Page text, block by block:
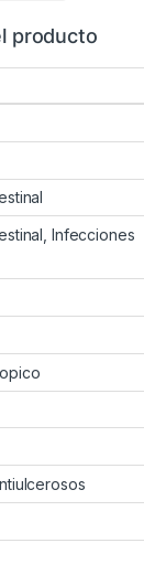
producto
Infecciones